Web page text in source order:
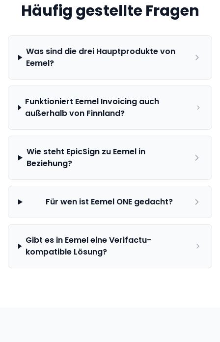
Häufig gestellte Fragen
Was sind die drei Hauptprodukte von
Eemel?
Funktioniert Eemel Invoicing auch
außerhalb von Finnland?
Wie steht EpicSign zu Eemel in
Beziehung?
Für wen ist Eemel ONE gedacht?
Gibt es in Eemel eine Verifactu-
kompatible Lösung?